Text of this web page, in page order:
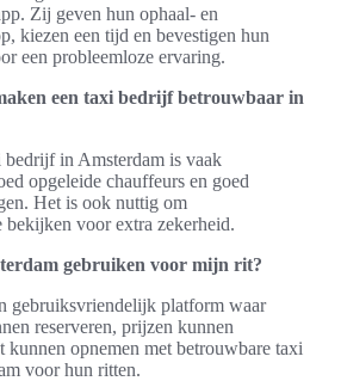
Zij geven hun ophaal- en
kiezen een tijd en bevestigen hun
een probleemloze ervaring.
een taxi bedrijf betrouwbaar in
in Amsterdam is vaak
opgeleide chauffeurs en goed
Het is ook nuttig om
bekijken voor extra zekerheid.
gebruiken voor mijn rit?
gebruiksvriendelijk platform waar
reserveren, prijzen kunnen
kunnen opnemen met betrouwbare taxi
voor hun ritten.